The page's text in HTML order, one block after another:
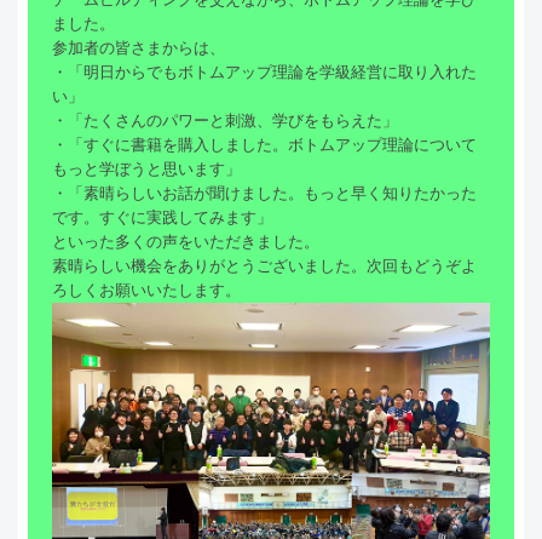
ました。
参加者の皆さまからは、
・「明日からでもボトムアップ理論を学級経営に取り入れた
い」
・「たくさんのパワーと刺激、学びをもらえた」
・「すぐに書籍を購入しました。ボトムアップ理論について
もっと学ぼうと思います」
・「素晴らしいお話が聞けました。もっと早く知りたかった
です。すぐに実践してみます」
といった多くの声をいただきました。
素晴らしい機会をありがとうございました。次回もどうぞよ
ろしくお願いいたします。